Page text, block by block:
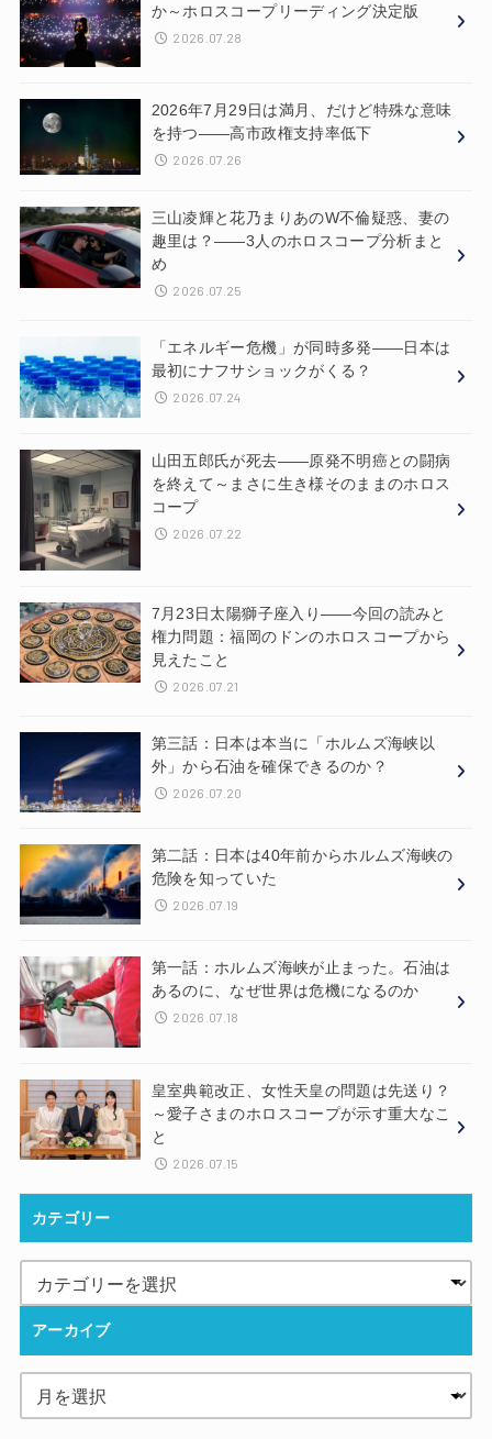
か～ホロスコープリーディング決定版
2026.07.28
2026年7月29日は満月、だけど特殊な意味
を持つ——高市政権支持率低下
2026.07.26
三山凌輝と花乃まりあのW不倫疑惑、妻の
趣里は？——3人のホロスコープ分析まと
め
2026.07.25
「エネルギー危機」が同時多発——日本は
最初にナフサショックがくる？
2026.07.24
山田五郎氏が死去——原発不明癌との闘病
を終えて～まさに生き様そのままのホロス
コープ
2026.07.22
7月23日太陽獅子座入り——今回の読みと
権力問題：福岡のドンのホロスコープから
見えたこと
2026.07.21
第三話：日本は本当に「ホルムズ海峡以
外」から石油を確保できるのか？
2026.07.20
第二話：日本は40年前からホルムズ海峡の
危険を知っていた
2026.07.19
第一話：ホルムズ海峡が止まった。石油は
あるのに、なぜ世界は危機になるのか
2026.07.18
皇室典範改正、女性天皇の問題は先送り？
～愛子さまのホロスコープが示す重大なこ
と
2026.07.15
カテゴリー
アーカイブ